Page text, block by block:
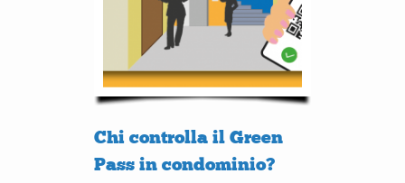
Chi controlla il Green
Pass in condominio?